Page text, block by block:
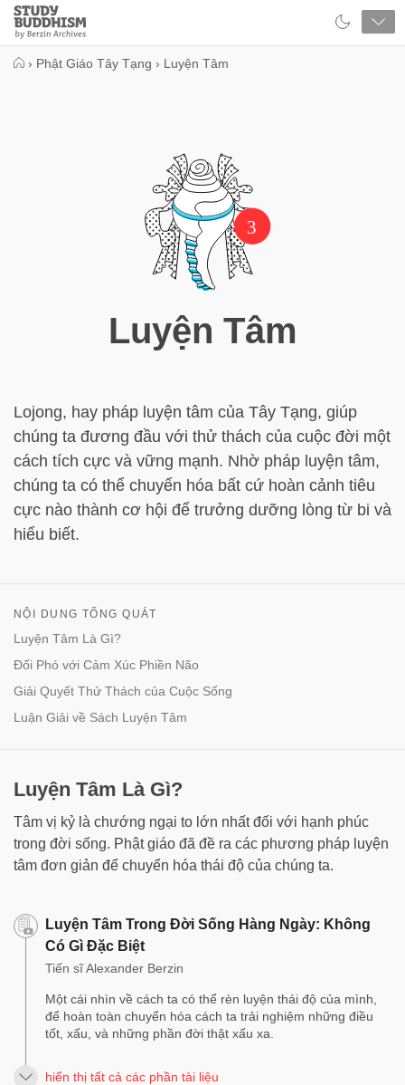
Close
Study
Buddhism
› Phật Giáo Tây Tạng › Luyện Tâm
3
Luyện Tâm
Lojong, hay pháp luyện tâm của Tây Tạng, giúp
chúng ta đương đầu với thử thách của cuộc đời một
cách tích cực và vững mạnh. Nhờ pháp luyện tâm,
chúng ta có thể chuyển hóa bất cứ hoàn cảnh tiêu
cực nào thành cơ hội để trưởng dưỡng lòng từ bi và
hiểu biết.
NỘI DUNG TỔNG QUÁT
Luyện Tâm Là Gì?
Đối Phó với Cảm Xúc Phiền Não
Giải Quyết Thử Thách của Cuộc Sống
Luận Giải về Sách Luyện Tâm
Luyện Tâm Là Gì?
Tâm vị kỷ là chướng ngại to lớn nhất đối với hạnh phúc
trong đời sống. Phật giáo đã đề ra các phương pháp luyện
tâm đơn giản để chuyển hóa thái độ của chúng ta.
Luyện Tâm Trong Đời Sống Hàng Ngày: Không
Có Gì Đặc Biệt
Tiến sĩ Alexander Berzin
Một cái nhìn về cách ta có thể rèn luyện thái độ của mình,
để hoàn toàn chuyển hóa cách ta trải nghiệm những điều
tốt, xấu, và những phần đời thật xấu xa.
hiển thị tất cả các phần tài liệu